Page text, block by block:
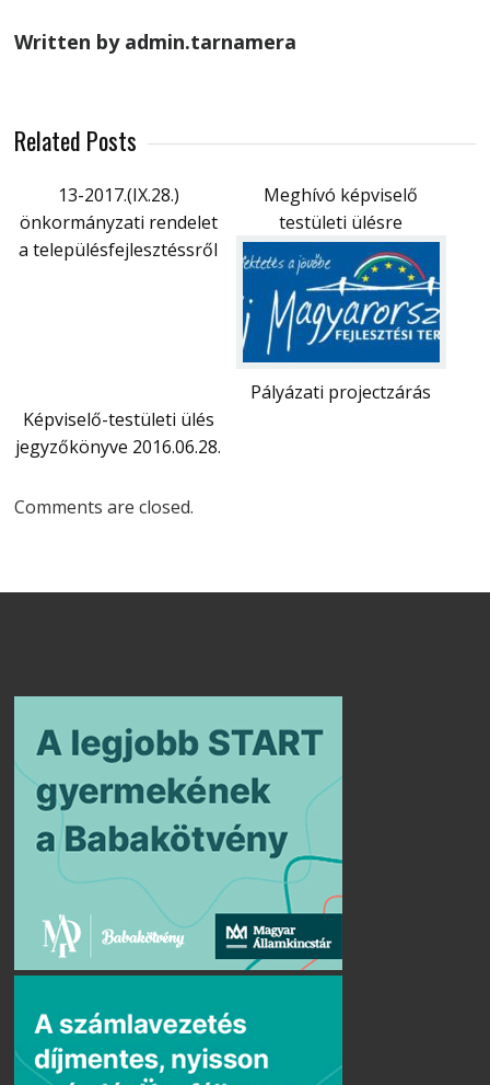
Written by admin.tarnamera
Related Posts
13-2017.(IX.28.)
önkormányzati rendelet
a településfejlesztéssről
Meghívó képviselő
testületi ülésre
Pályázati projectzárás
Képviselő-testületi ülés
jegyzőkönyve 2016.06.28.
Comments are closed.